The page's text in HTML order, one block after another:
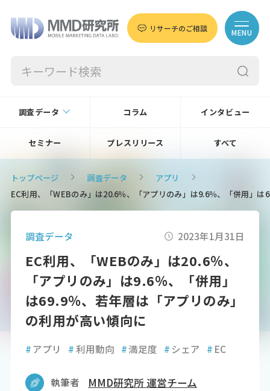
リサーチのご相談 MENU
調査データ コラム インタビュー
セミナー プレスリリース すべて
トップページ 調査データ
アプリ
EC利用、「WEBのみ」は20.6％、「アプリのみ」は9.6％、「併用」
調査データ 2023年1月31日
EC利用、「WEBのみ」は20.6％、
「アプリのみ」は9.6％、「併用」
は69.9％、若年層は「アプリのみ」
の利用が高い傾向に
#アプリ #利用動向 #満足度 #シェア # EC
執筆者 MMD研究所 運営チーム